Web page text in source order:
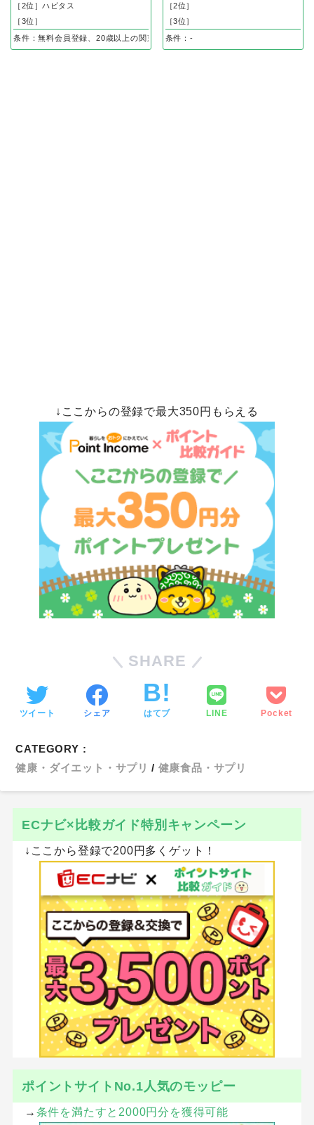
［2位］ハピタス
［3位］
条件：無料会員登録、20歳以上の関東在住の方のみ無料会員登録後、ハガキ到着
［2位］
［3位］
条件：-
↓ここからの登録で最大350円もらえる
SHARE
ツイート シェア はてブ LINE Pocket
CATEGORY :
健康・ダイエット・サプリ
健康食品・サプリ
ECナビ×比較ガイド特別キャンペーン
↓ここから登録で200円多くゲット！
ポイントサイトNo.1人気のモッピー
→ 条件を満たすと2000円分を獲得可能